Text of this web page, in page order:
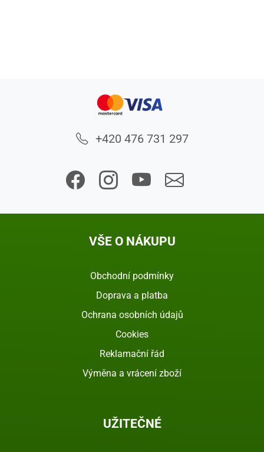
+420 476 731 297
VŠE O NÁKUPU
Obchodní podmínky
Doprava a platba
Ochrana osobních údajů
Cookies
Reklamační řád
Výměna a vrácení zboží
UŽITEČNÉ